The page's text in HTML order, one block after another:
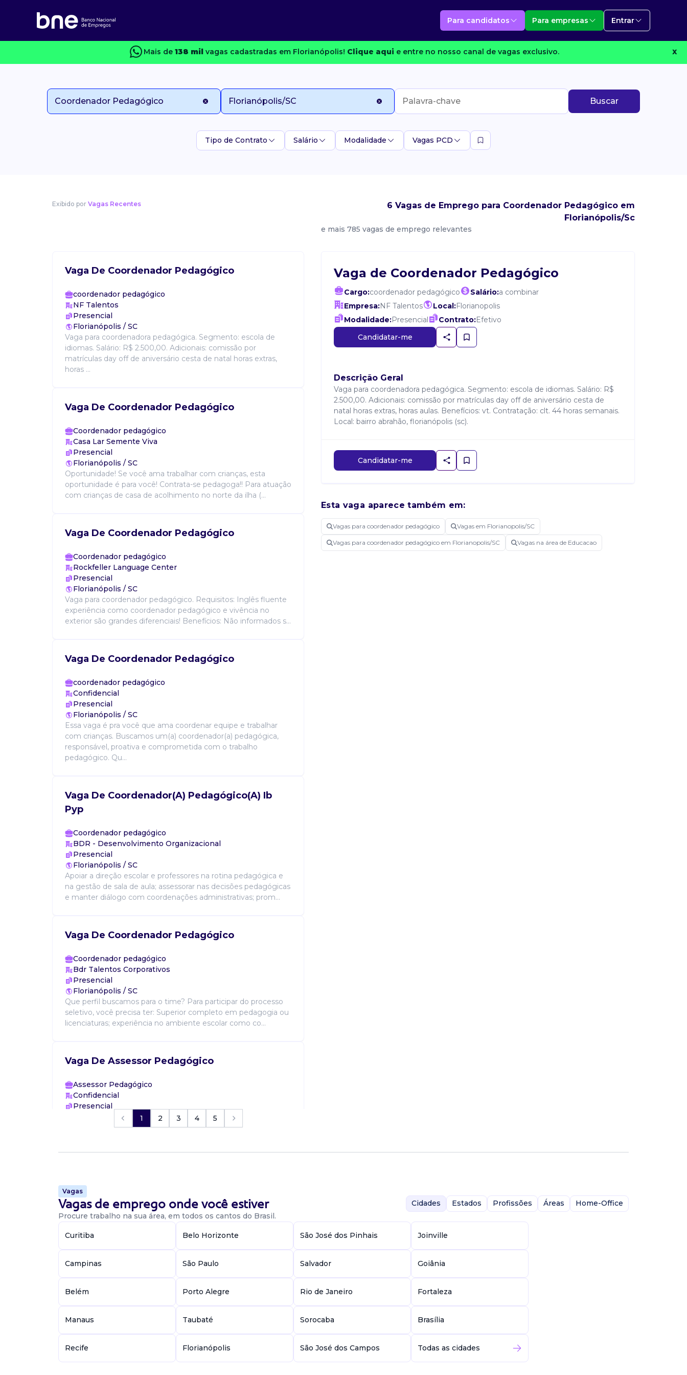
Para candidatos Para empresas Entrar
Mais de 138 milvagas cadastradas em Florianópolis! Clique aqui e entre no nosso canal de vagas exclusivo. X
Buscar
Tipo de Contrato Salário Modalidade Vagas PCD
Exibido por Vagas Recentes
6 Vagas de Emprego para Coordenador Pedagógico em
Florianópolis/Sc
e mais 785 vagas de emprego relevantes
Vaga De Coordenador Pedagógico
coordenador pedagógico
NF Talentos
Presencial
Florianópolis / SC
Vaga para coordenadora pedagógica. Segmento: escola de
idiomas. Salário: R$ 2.500,00. Adicionais: comissão por
matrículas day off de aniversário cesta de natal horas extras,
horas ...
Vaga De Coordenador Pedagógico
Coordenador pedagógico
Casa Lar Semente Viva
Presencial
Florianópolis / SC
Oportunidade! Se você ama trabalhar com crianças, esta
oportunidade é para você! Contrata-se pedagoga!! Para atuação
com crianças de casa de acolhimento no norte da ilha (...
Vaga De Coordenador Pedagógico
Coordenador pedagógico
Rockfeller Language Center
Presencial
Florianópolis / SC
Vaga para coordenador pedagógico. Requisitos: Inglês fluente
experiência como coordenador pedagógico e vivência no
exterior são grandes diferenciais! Benefícios: Não informados s...
Vaga De Coordenador Pedagógico
coordenador pedagógico
Confidencial
Presencial
Florianópolis / SC
Essa vaga é pra você que ama coordenar equipe e trabalhar
com crianças. Buscamos um(a) coordenador(a) pedagógica,
responsável, proativa e comprometida com o trabalho
pedagógico. Qu...
Vaga De Coordenador(A) Pedagógico(A) Ib
Pyp
Coordenador pedagógico
BDR - Desenvolvimento Organizacional
Presencial
Florianópolis / SC
Apoiar a direção escolar e professores na rotina pedagógica e
na gestão de sala de aula; assessorar nas decisões pedagógicas
e manter diálogo com coordenações administrativas; prom...
Vaga De Coordenador Pedagógico
Coordenador pedagógico
Bdr Talentos Corporativos
Presencial
Florianópolis / SC
Que perfil buscamos para o time? Para participar do processo
seletivo, você precisa ter: Superior completo em pedagogia ou
licenciaturas; experiência no ambiente escolar como co...
Vaga De Assessor Pedagógico
Assessor Pedagógico
Confidencial
Presencial
Florianópolis / SC
Gerenciar, planejar e organizar serviços educacionais e a
Vaga De Coordenador Pedagógico
coordenador pedagógico
QI KIDS
Presencial
Vaga para coordenadora pedagógica, a escola está crescendo e
procura alguém para fazer parte da equipe. Ou para o
Coordenador pedagógico
********
1 2 3 4 5
Vaga de Coordenador Pedagógico
Cargo:coordenador pedagógico Salário:a combinar
Empresa:NF Talentos Local:Florianopolis
Modalidade:Presencial Contrato:Efetivo
Candidatar-me
Descrição Geral
Vaga para coordenadora pedagógica. Segmento: escola de idiomas. Salário: R$
2.500,00. Adicionais: comissão por matrículas day off de aniversário cesta de
natal horas extras, horas aulas. Benefícios: vt. Contratação: clt. 44 horas semanais.
Local: bairro abrahão, florianópolis (sc).
Candidatar-me
Esta vaga aparece também em:
Vagas para coordenador pedagógico Vagas em Florianopolis/SC
Vagas para coordenador pedagógico em Florianopolis/SC Vagas na área de Educacao
Vagas
Vagas de emprego onde você estiver
Procure trabalho na sua área, em todos os cantos do Brasil.
Cidades Estados Profissões Áreas Home-Office
Curitiba Belo Horizonte São José dos Pinhais Joinville
Campinas São Paulo Salvador Goiânia
Belém Porto Alegre Rio de Janeiro Fortaleza
Manaus Taubaté Sorocaba Brasília
Recife Florianópolis São José dos Campos Todas as cidades